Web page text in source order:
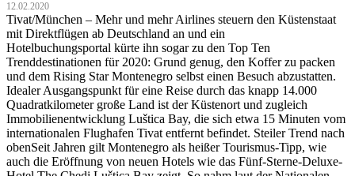
12.02.2020
Tivat/München – Mehr und mehr Airlines steuern den Küstenstaat
mit Direktflügen ab Deutschland an und ein
Hotelbuchungsportal kürte ihn sogar zu den Top Ten
Trenddestinationen für 2020: Grund genug, den Koffer zu packen
und dem Rising Star Montenegro selbst einen Besuch abzustatten.
Idealer Ausgangspunkt für eine Reise durch das knapp 14.000
Quadratkilometer große Land ist der Küstenort und zugleich
Immobilienentwicklung Luštica Bay, die sich etwa 15 Minuten vom
internationalen Flughafen Tivat entfernt befindet. Steiler Trend nach
obenSeit Jahren gilt Montenegro als heißer Tourismus-Tipp, wie
auch die Eröffnung von neuen Hotels wie das Fünf-Sterne-Deluxe-